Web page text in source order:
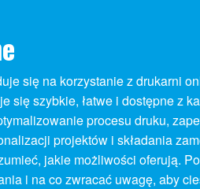
się na korzystanie z drukarni
się szybkie, łatwe i dostępne z
procesu druku,
projektów i składania
jakie możliwości oferują.
i na co zwracać uwagę, aby